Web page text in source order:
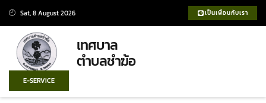
Sat, 8 August 2026 เป็นเพื่อนกับเรา
เทศบาล
ตำบลชำฆ้อ
E-SERVICE